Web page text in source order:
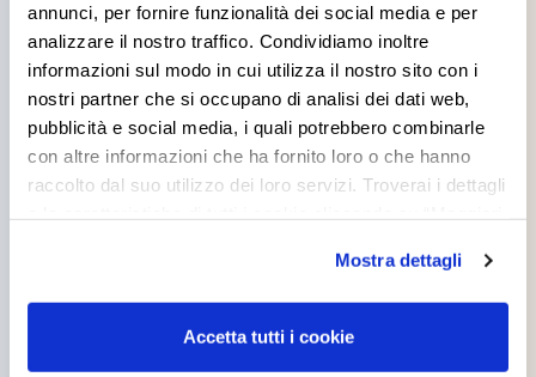
annunci, per fornire funzionalità dei social media e per
analizzare il nostro traffico. Condividiamo inoltre
informazioni sul modo in cui utilizza il nostro sito con i
nostri partner che si occupano di analisi dei dati web,
pubblicità e social media, i quali potrebbero combinarle
con altre informazioni che ha fornito loro o che hanno
raccolto dal suo utilizzo dei loro servizi. Troverai i dettagli
cookie accettare. Per ulteriori informazioni consulta
lacookie policy.
Mostra dettagli
Accetta tutti i cookie
TITANSOL
ACQUARAGIA
INODORE
DILUENTE PER
TRAFFIC PAINT